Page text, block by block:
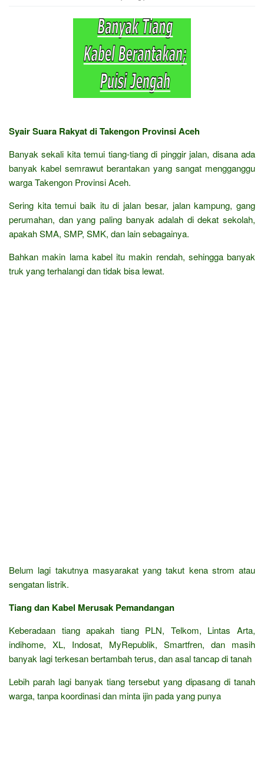
Syair Suara Rakyat di Takengon Provinsi Aceh
Banyak sekali kita temui tiang-tiang di pinggir jalan, disana ada
banyak kabel semrawut berantakan yang sangat mengganggu
warga Takengon Provinsi Aceh.
Sering kita temui baik itu di jalan besar, jalan kampung, gang
perumahan, dan yang paling banyak adalah di dekat sekolah,
apakah SMA, SMP, SMK, dan lain sebagainya.
Bahkan makin lama kabel itu makin rendah, sehingga banyak
truk yang terhalangi dan tidak bisa lewat.
Belum lagi takutnya masyarakat yang takut kena strom atau
sengatan listrik.
Tiang dan Kabel Merusak Pemandangan
Keberadaan tiang apakah tiang PLN, Telkom, Lintas Arta,
indihome, XL, Indosat, MyRepublik, Smartfren, dan masih
banyak lagi terkesan bertambah terus, dan asal tancap di tanah
Lebih parah lagi banyak tiang tersebut yang dipasang di tanah
warga, tanpa koordinasi dan minta ijin pada yang punya